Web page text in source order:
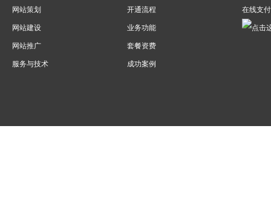
网站策划
网站建设
网站推广
服务与技术
开通流程
业务功能
套餐资费
成功案例
在线支付